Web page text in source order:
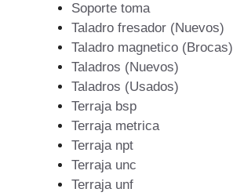
Soporte toma
Taladro fresador (Nuevos)
Taladro magnetico (Brocas)
Taladros (Nuevos)
Taladros (Usados)
Terraja bsp
Terraja metrica
Terraja npt
Terraja unc
Terraja unf